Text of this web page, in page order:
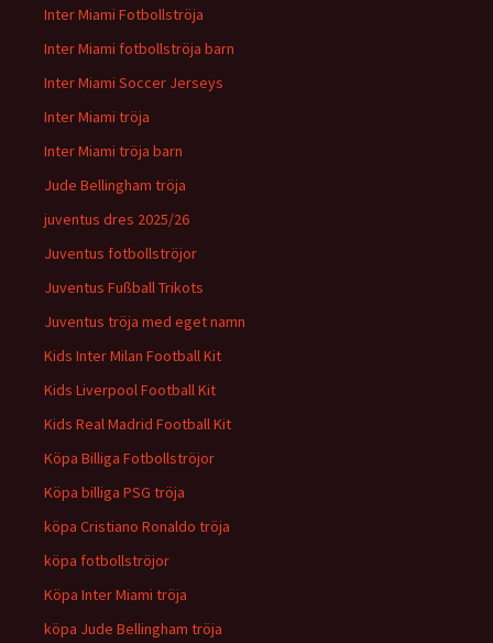
Inter Miami Fotbollströja
Inter Miami fotbollströja barn
Inter Miami Soccer Jerseys
Inter Miami tröja
Inter Miami tröja barn
Jude Bellingham tröja
juventus dres 2025/26
Juventus fotbollströjor
Juventus Fußball Trikots
Juventus tröja med eget namn
Kids Inter Milan Football Kit
Kids Liverpool Football Kit
Kids Real Madrid Football Kit
Köpa Billiga Fotbollströjor
Köpa billiga PSG tröja
köpa Cristiano Ronaldo tröja
köpa fotbollströjor
Köpa Inter Miami tröja
köpa Jude Bellingham tröja